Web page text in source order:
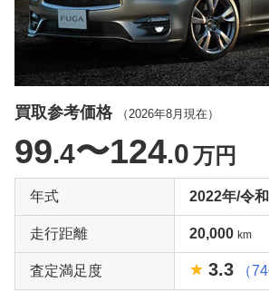
買取参考価格 （ 2026年8月 現在）
99.4〜124.0万円
年式 2022年/令
走行距離 20,000 km
査定満足度 3.3 （